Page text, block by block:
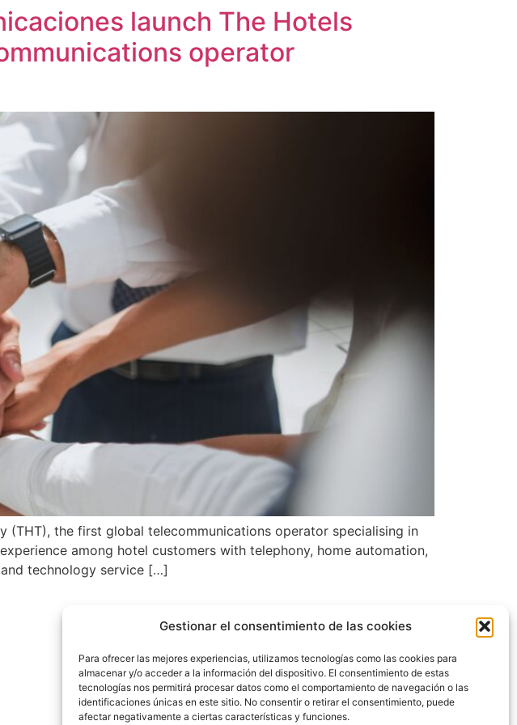
Gestionar el consentimiento de las cookies
Para ofrecer las mejores experiencias, utilizamos tecnologías como las cookies para
almacenar y/o acceder a la información del dispositivo. El consentimiento de estas
tecnologías nos permitirá procesar datos como el comportamiento de navegación o las
identificaciones únicas en este sitio. No consentir o retirar el consentimiento, puede
afectar negativamente a ciertas características y funciones.
launch The Hotels
operator
(THT), the first global telecommunications operator specialising in
among hotel customers with telephony, home automation,
technology service […]